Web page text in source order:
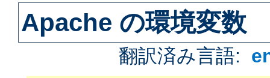
Apache の環境変数
翻訳済み言語: